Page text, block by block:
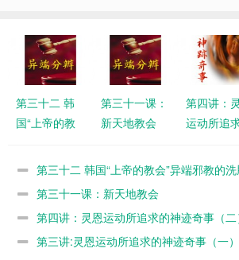
第三十二 韩
国“上帝的教
的洗脑过程
第三十一课：
新天地教会
第四讲：
运动所追
（二）
第三十二 韩国“上帝的教会”异端邪教的
第三十一课：新天地教会
第四讲：灵恩运动所追求的神迹奇事（二
第三讲:灵恩运动所追求的神迹奇事（一）